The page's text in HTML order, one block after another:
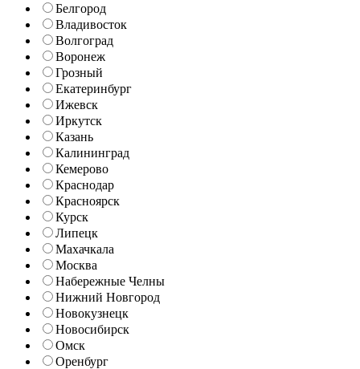
Белгород
Владивосток
Волгоград
Воронеж
Грозный
Екатеринбург
Ижевск
Иркутск
Казань
Калининград
Кемерово
Краснодар
Красноярск
Курск
Липецк
Махачкала
Москва
Набережные Челны
Нижний Новгород
Новокузнецк
Новосибирск
Омск
Оренбург